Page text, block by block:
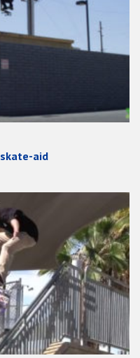
skate-aid